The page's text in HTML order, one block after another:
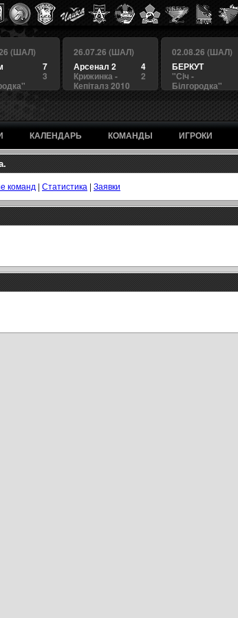
(ШАЛ)
7
3
26.07.26 (ШАЛ)
4
Арсенал 2
2
Крижинка -
Кепіталз 2010
02.08.26 (ШАЛ)
БЕРКУТ
"Сiч -
Білгородка"
КАЛЕНДАРЬ КОМАНДЫ ИГРОКИ
команд | Статистика | Заявки